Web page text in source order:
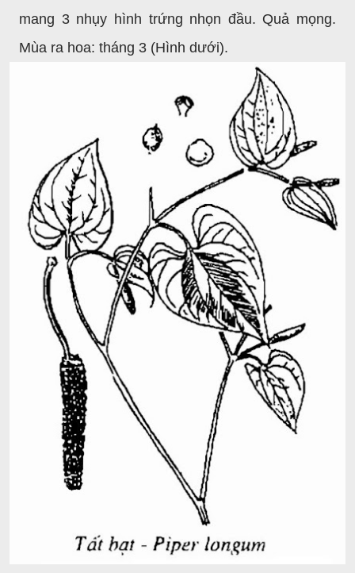
mang 3 nhụy hình trứng nhọn đầu. Quả mọng.
Mùa ra hoa: tháng 3 (Hình dưới).